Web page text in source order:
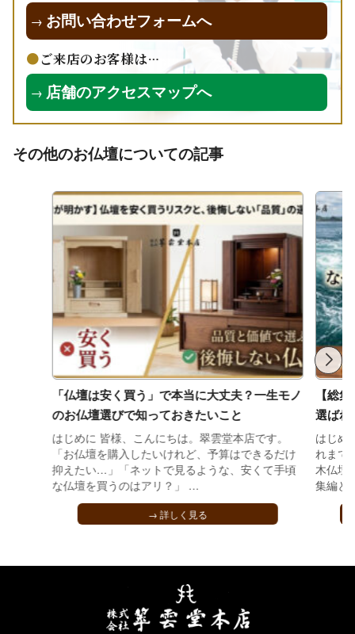
→ お問い合わせフォームへ
ご来店のお客様は…
→ 店舗のアクセスマップへ
その他のお仏壇についての記事
「仏壇は安く買う」で本当に大丈夫？一生モノ
のお仏壇選びで知っておきたいこと
はじめに 皆様、こんにちは。翠雲堂本店です。
「お仏壇を購入したいけれど、予算はできるだけ
抑えたい…」「ネットで見るような、安くて手頃
な仏壇を買うのはアリ？」 …
→ 詳しく見る
【総
選ばれ
はじめ
れまで
木仏壇
集編と